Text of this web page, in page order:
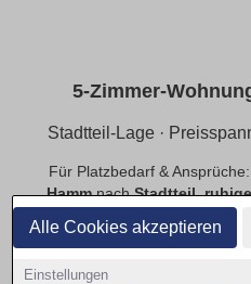
Alle Cookies akzeptieren
Einstellungen
5-Zimmer-
Stadtteil-Lage ·
Für Platzbedarf & Ansprüche:
HammnachStadtteil,